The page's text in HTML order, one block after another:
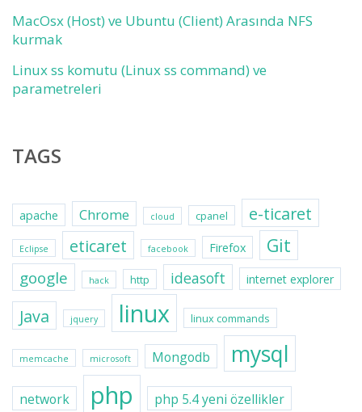
MacOsx (Host) ve Ubuntu (Client) Arasında NFS
kurmak
Linux ss komutu (Linux ss command) ve
parametreleri
TAGS
apache Chrome cloud cpanel e-ticaret
Eclipse eticaret facebook Firefox Git
google hack http ideasoft internet explorer
Java jquery linux linux commands
memcache microsoft Mongodb mysql
network php
php 5.4 yeni özellikler